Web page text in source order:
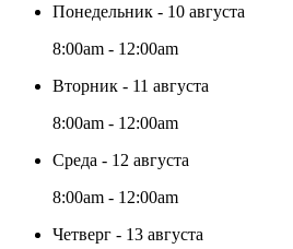
Понедельник - 10 августа
8:00am - 12:00am
Вторник - 11 августа
8:00am - 12:00am
Среда - 12 августа
8:00am - 12:00am
Четверг - 13 августа